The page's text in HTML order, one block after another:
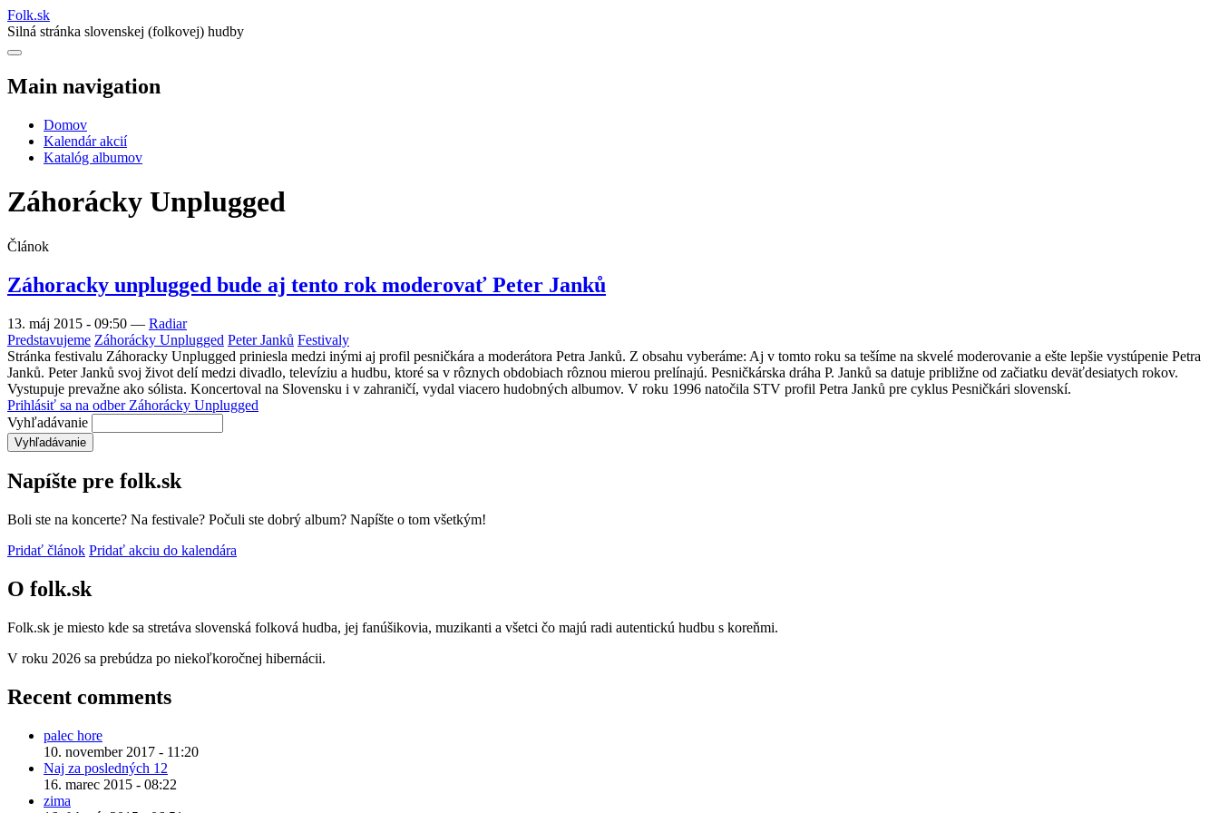
Folk.sk
Silná stránka slovenskej (folkovej) hudby
Main navigation
Domov
Kalendár akcií
Katalóg albumov
Záhorácky Unplugged
Článok
Záhoracky unplugged bude aj tento rok moderovať Peter Janků
13. máj 2015 - 09:50 — Radiar
Predstavujeme Záhorácky Unplugged Peter Janků Festivaly
Stránka festivalu Záhoracky Unplugged priniesla medzi inými aj profil pesničkára a moderátora Petra Janků. Z obsahu vyberáme: Aj v tomto roku sa tešíme na skvelé moderovanie a ešte lepšie vystúpenie Petra
Janků. Peter Janků svoj život delí medzi divadlo, televíziu a hudbu, ktoré sa v rôznych obdobiach rôznou mierou prelínajú. Pesničkárska dráha P. Janků sa datuje približne od začiatku deväťdesiatych rokov.
Vystupuje prevažne ako sólista. Koncertoval na Slovensku i v zahraničí, vydal viacero hudobných albumov. V roku 1996 natočila STV profil Petra Janků pre cyklus Pesničkári slovenskí.
Prihlásiť sa na odber Záhorácky Unplugged
Vyhľadávanie
Napíšte pre folk.sk
Boli ste na koncerte? Na festivale? Počuli ste dobrý album? Napíšte o tom všetkým!
Pridať článok Pridať akciu do kalendára
O folk.sk
Folk.sk je miesto kde sa stretáva slovenská folková hudba, jej fanúšikovia, muzikanti a všetci čo majú radi autentickú hudbu s koreňmi.
V roku 2026 sa prebúdza po niekoľkoročnej hibernácii.
Recent comments
palec hore
10. november 2017 - 11:20
Naj za posledných 12
16. marec 2015 - 08:22
zima